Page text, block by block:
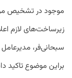
موجود در تشخیص
زیرساخت‌های لازم
سبحانی‌فر،
براین موضوع تاکید